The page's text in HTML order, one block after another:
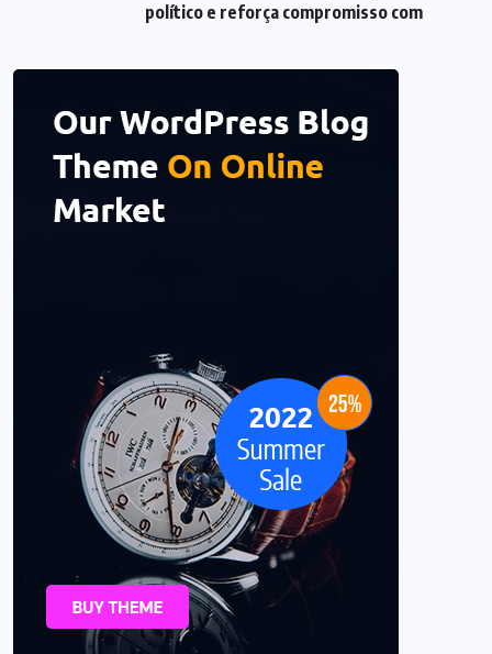
político e reforça compromisso com